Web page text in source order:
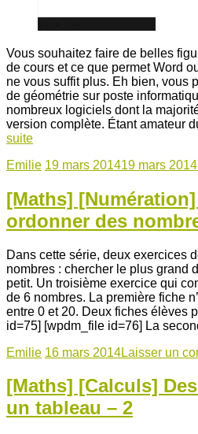
Vous souhaitez faire de belles
de cours et ce que permet Word
ne vous suffit plus. Eh bien, vous
de géométrie sur poste
nombreux logiciels dont la
version complète. Étant amateur
suite
Emilie 19 mars 201419 mars 2014
[Maths]
ordonner des
Dans cette série, deux exercices
nombres : chercher le plus grand
petit. Un troisième exercice qui
de 6 nombres. La première fiche
entre 0 et 20. Deux fiches élèves
id=75] [wpdm_file id=76] La
Emilie 16 mars 2014Laisser un
[Maths] [Calculs]
un tableau – 2